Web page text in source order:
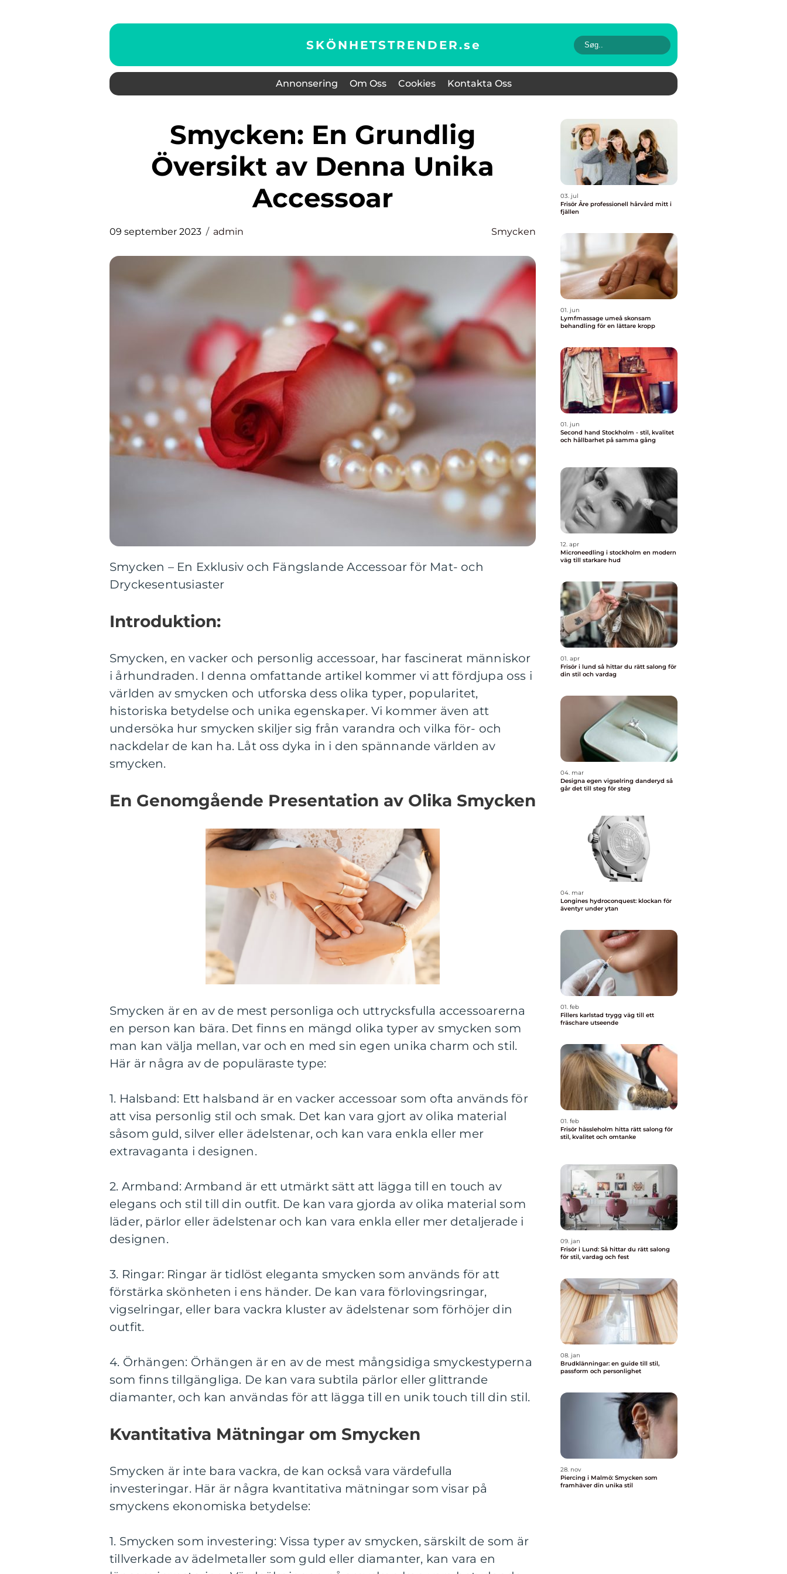
SKÖNHETSTRENDER.se
Annonsering Om Oss Cookies Kontakta Oss
Smycken: En Grundlig
Översikt av Denna Unika
Accessoar
09 september 2023 admin Smycken
Smycken – En Exklusiv och Fängslande Accessoar för Mat- och
Dryckesentusiaster
Introduktion:
Smycken, en vacker och personlig accessoar, har fascinerat människor
i århundraden. I denna omfattande artikel kommer vi att fördjupa oss i
världen av smycken och utforska dess olika typer, popularitet,
historiska betydelse och unika egenskaper. Vi kommer även att
undersöka hur smycken skiljer sig från varandra och vilka för- och
nackdelar de kan ha. Låt oss dyka in i den spännande världen av
smycken.
En Genomgående Presentation av Olika Smycken
Smycken är en av de mest personliga och uttrycksfulla accessoarerna
en person kan bära. Det finns en mängd olika typer av smycken som
man kan välja mellan, var och en med sin egen unika charm och stil.
Här är några av de populäraste type:
1. Halsband: Ett halsband är en vacker accessoar som ofta används för
att visa personlig stil och smak. Det kan vara gjort av olika material
såsom guld, silver eller ädelstenar, och kan vara enkla eller mer
extravaganta i designen.
2. Armband: Armband är ett utmärkt sätt att lägga till en touch av
elegans och stil till din outfit. De kan vara gjorda av olika material som
läder, pärlor eller ädelstenar och kan vara enkla eller mer detaljerade i
designen.
3. Ringar: Ringar är tidlöst eleganta smycken som används för att
förstärka skönheten i ens händer. De kan vara förlovingsringar,
vigselringar, eller bara vackra kluster av ädelstenar som förhöjer din
outfit.
4. Örhängen: Örhängen är en av de mest mångsidiga smyckestyperna
som finns tillgängliga. De kan vara subtila pärlor eller glittrande
diamanter, och kan användas för att lägga till en unik touch till din stil.
Kvantitativa Mätningar om Smycken
Smycken är inte bara vackra, de kan också vara värdefulla
investeringar. Här är några kvantitativa mätningar som visar på
smyckens ekonomiska betydelse:
1. Smycken som investering: Vissa typer av smycken, särskilt de som är
tillverkade av ädelmetaller som guld eller diamanter, kan vara en
03. jul
Frisör Åre professionell hårvård mitt i
fjällen
01. jun
Lymfmassage umeå skonsam
behandling för en lättare kropp
01. jun
Second hand Stockholm - stil, kvalitet
och hållbarhet på samma gång
12. apr
Microneedling i stockholm en modern
väg till starkare hud
01. apr
Frisör i lund så hittar du rätt salong för
din stil och vardag
04. mar
Designa egen vigselring danderyd så
går det till steg för steg
04. mar
Longines hydroconquest: klockan för
äventyr under ytan
01. feb
Fillers karlstad trygg väg till ett
fräschare utseende
01. feb
Frisör hässleholm hitta rätt salong för
stil, kvalitet och omtanke
09. jan
Frisör i Lund: Så hittar du rätt salong
för stil, vardag och fest
08. jan
Brudklänningar: en guide till stil,
passform och personlighet
28. nov
Piercing i Malmö: Smycken som
framhäver din unika stil